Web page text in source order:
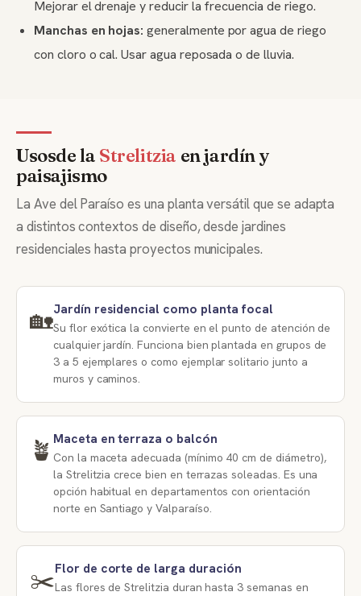
Mejorar el drenaje y reducir la frecuencia de riego.
Manchas en hojas: generalmente por agua de riego
con cloro o cal. Usar agua reposada o de lluvia.
Usosde la Strelitzia en jardín y
paisajismo
La Ave del Paraíso es una planta versátil que se adapta
a distintos contextos de diseño, desde jardines
residenciales hasta proyectos municipales.
🏡Jardín residencial como planta focal
Su flor exótica la convierte en el punto de atención de
cualquier jardín. Funciona bien plantada en grupos de
3 a 5 ejemplares o como ejemplar solitario junto a
muros y caminos.
🪴 Maceta en terraza o balcón
Con la maceta adecuada (mínimo 40 cm de diámetro),
la Strelitzia crece bien en terrazas soleadas. Es una
opción habitual en departamentos con orientación
norte en Santiago y Valparaíso.
✂️Flor de corte de larga duración
Las flores de Strelitzia duran hasta 3 semanas en